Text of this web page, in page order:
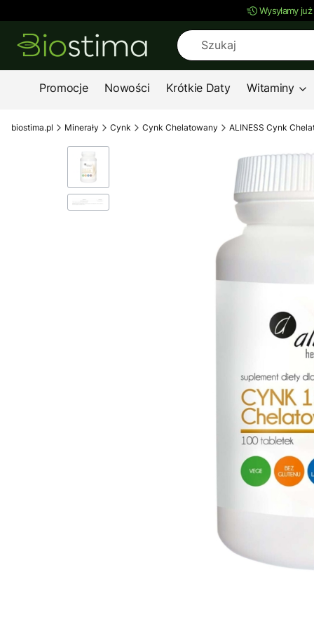
Wysyłamy
Promocje Nowości Krótkie Daty Witaminy
biostima.pl Minerały Cynk Cynk Chelatowany ALINESS Cynk